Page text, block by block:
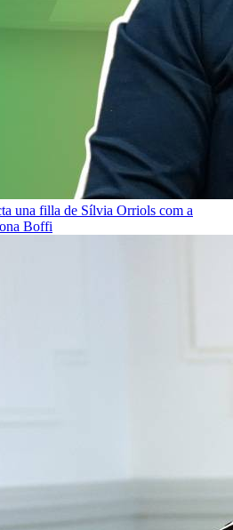
una filla de Sílvia Orriols com a
Boffi